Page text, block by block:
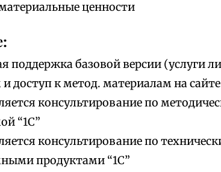
ценности
поддержка базовой версии (услуги
доступ к метод. материалам на
консультирование по
“1С”
консультирование по
продуктами “1С”